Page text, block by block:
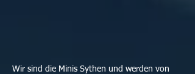
Wir sind die Minis Sythen und werden von